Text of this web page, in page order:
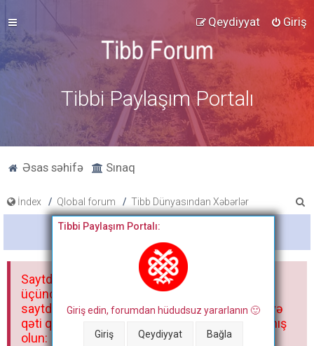
Giriş
Qeydiyyat
Tibbi Paylaşım Portalı
Əsas səhifə Sınaq
İndex Qlobal forum Tibb Dünyasından Xəbərlər
a
Bitdi
Tibbi Paylaşım Portalı:
Giriş edin, forumdan hüdudsuz yararlanın 🙂
Giriş Qeydiyyat Bağla
Saytdakı materiallar yalnız fərdi istifadəniz
üçündür. Materialları istisnasız heç bir qrupda,
saytda və sosial şəbəkədə paylaşmaq olmaz və
qəti qadağandır! Forum qaydaları ilə mütləq tanış
olun: